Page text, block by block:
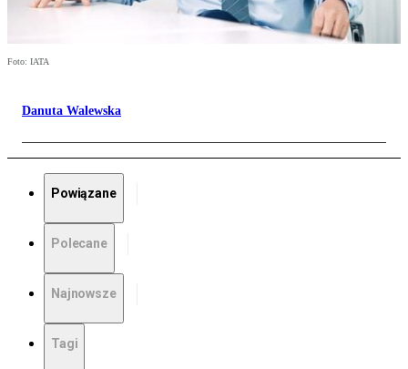
Foto: IATA
Danuta Walewska
Powiązane
Polecane
Najnowsze
Tagi